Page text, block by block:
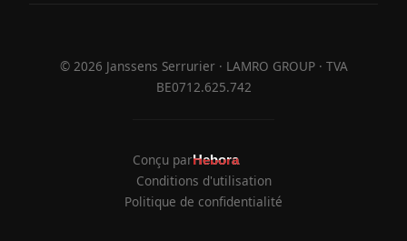
© 2026 Janssens Serrurier · LAMRO GROUP · TVA
BE0712.625.742
Conçu parHebora
Hebora
Conditions d'utilisation
Politique de confidentialité